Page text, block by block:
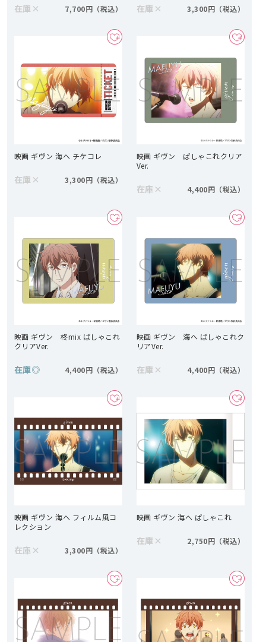
在庫 × 7,700円 在庫 × 3,300円
映画 ギヴン 海へ チケコレ
在庫 × 3,300円
映画 ギヴン ぱしゃこれクリア
Ver.
在庫 × 4,400円
映画 ギヴン 柊mix ぱしゃこれ
クリアVer.
在庫◎ 4,400円
映画 ギヴン 海へ ぱしゃこれク
リアVer.
在庫 × 4,400円
映画 ギヴン 海へ フィルム風コ
レクション
在庫 × 3,300円
映画 ギヴン 海へ ぱしゃこれ
在庫 × 2,750円